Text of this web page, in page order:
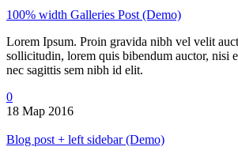
100% width Galleries Post (Demo)
Lorem Ipsum. Proin gravida nibh vel velit
sollicitudin, lorem quis bibendum auctor, nisi
nec sagittis sem nibh id elit.
0
18 Мар 2016
Blog post + left sidebar (Demo)